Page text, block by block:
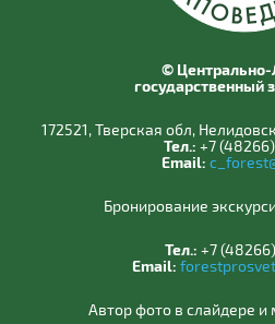
© Центрально-
государственный
172521, Тверская обл,
Тел.: +7
Email:
Бронирование
Тел.: +7
Email:
Автор фото в слайдере и